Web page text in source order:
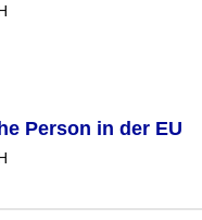
Person in der EU